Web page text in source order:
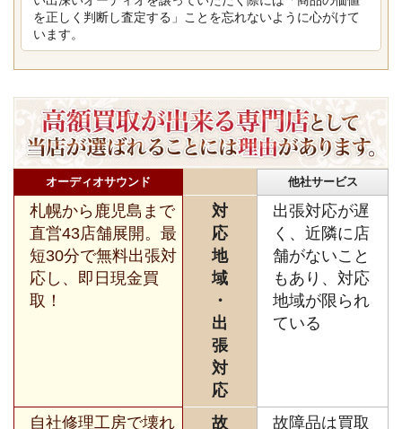
を正しく判断し査定する」ことを忘れないように心がけて
います。
オーディオサウンド 他社サービス
札幌から鹿児島まで
直営43店舗展開。最
短30分で無料出張対
応し、即日現金買
取！
対
応
地
域
・
出
張
対
応
出張対応が遅
く、近隣に店
舗がないこと
もあり、対応
地域が限られ
ている
自社修理工房で壊れ
故
故障品は買取